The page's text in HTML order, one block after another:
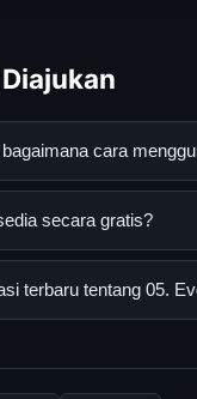
cara
digital yang
secara gratis?
secara gratis
terbaru tentang 05.